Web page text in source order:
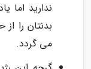
ندارید اما
بدنتان را
می گردد.